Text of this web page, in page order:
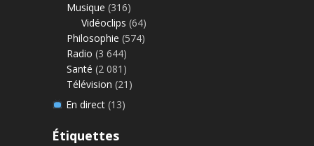
Musique (316)
Vidéoclips (64)
Philosophie (574)
Radio (3 644)
Santé (2 081)
Télévision (21)
En direct(13)
Étiquettes